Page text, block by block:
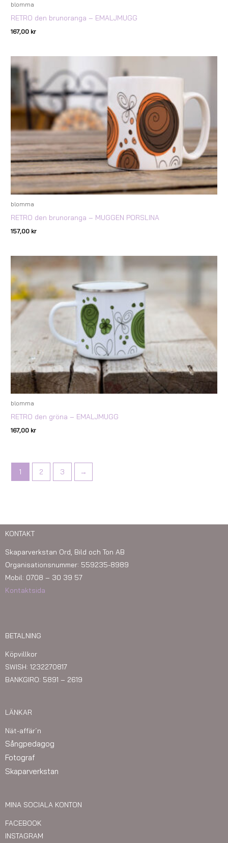
blomma
RETRO den brunoranga – EMALJMUGG
167,00 kr
blomma
RETRO den brunoranga – MUGGEN PORSLINA
157,00 kr
blomma
RETRO den gröna – EMALJMUGG
167,00 kr
1 2 3 →
KONTAKT
Skaparverkstan Ord, Bild och Ton AB
Organisationsnummer: 559235-8989
Mobil: 0708 – 30 39 57
Kontaktsida
BETALNING
Köpvillkor
SWISH: 1232270817
BANKGIRO: 5891 – 2619
LÄNKAR
Nät-affär´n
Sångpedagog
Fotograf
Skaparverkstan
MINA SOCIALA KONTON
FACEBOOK
INSTAGRAM